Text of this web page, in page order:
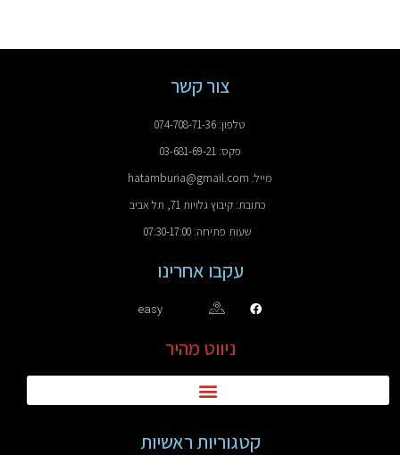
צור קשר
טלפון: 074-708-71-36
פקס: 03-681-69-21
מייל: hatamburia@gmail.com
כתובת: קיבוץ גלויות 71, תל אביב
שעות פתיחה: 07:30-17:00
עקבו אחרינו
easy
ניווט מהיר
קטגוריות ראשיות